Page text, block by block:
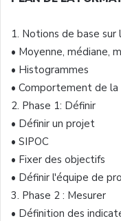
1. Notions de base sur
• Moyenne, médiane,
• Histogrammes
• Comportement de
2. Phase 1: Définir
• Définir un projet
• SIPOC
• Fixer des objectifs
• Définir l'équipe de
3. Phase 2 : Mesurer
• Définition des